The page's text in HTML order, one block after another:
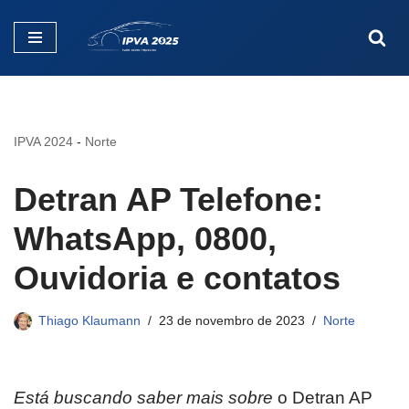
Pular
IPVA 2024 - Norte
Detran AP Telefone:
WhatsApp, 0800,
Ouvidoria e contatos
Thiago Klaumann 23 de novembro de 2023 Norte
Está buscando saber mais sobre o Detran AP